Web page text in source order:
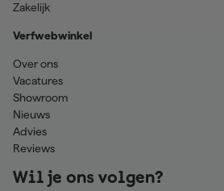
Zakelijk
Verfwebwinkel
Over ons
Vacatures
Showroom
Nieuws
Advies
Reviews
Wil je ons volgen?